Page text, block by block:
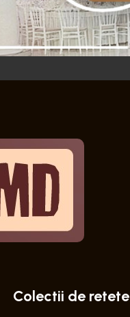
Colectii de retete